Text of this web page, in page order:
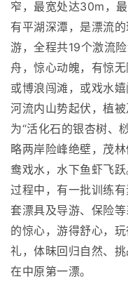
窄，最宽处达30m，
有平湖深潭，是漂流
游，全程共19个激流
舟，惊心动魄，有惊
或博浪闯滩，或戏水
河流内山势起伏，植
为“活化石的银杏树、
略两岸险峰绝壁，茂
鸯戏水，水下鱼虾飞
过程中，有一批训练
套漂具及导游、保险
的惊心，游得舒心，
礼，体昧回归自然、
在中原第一漂。